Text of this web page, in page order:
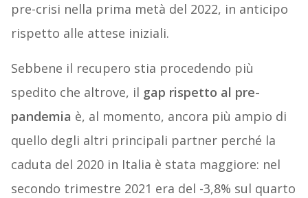
pre-crisi nella prima metà del 2022, in anticipo
rispetto alle attese iniziali.
Sebbene il recupero stia procedendo più
spedito che altrove, il gap rispetto al pre-
pandemia è, al momento, ancora più ampio di
quello degli altri principali partner perché la
caduta del 2020 in Italia è stata maggiore: nel
secondo trimestre 2021 era del -3,8% sul quarto